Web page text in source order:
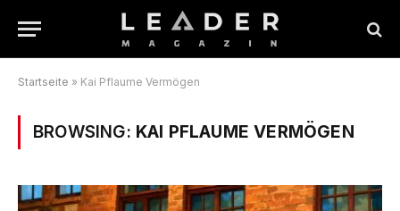
Startseite » Kai Pflaume Vermögen
BROWSING: KAI PFLAUME VERMÖGEN